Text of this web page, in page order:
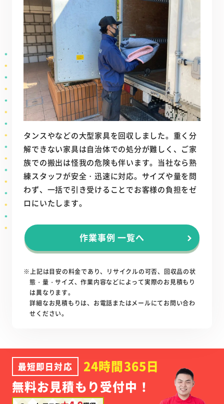
タンスやなどの大型家具を回収しました。重く分
解できない家具は自治体での処分が難しく、ご家
族での搬出は怪我の危険も伴います。当社なら熟
練スタッフが安全・迅速に対応。サイズや量を問
わず、一括で引き受けることでお客様の負担をゼ
ロにいたします。
作業事例 一覧へ
※上記は目安の料金であり、リサイクルの可否、回収品の状
態・量・サイズ、作業内容などによって実際のお見積もり
は異なります。
詳細なお見積もりは、お電話またはメールにてお問い合わ
せください。
最短即日対応
24時間365日
無料お見積もり受付中！